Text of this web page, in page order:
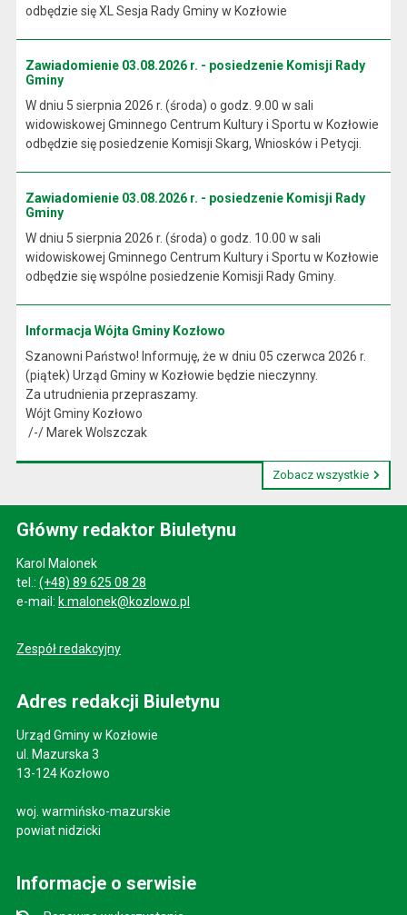
odbędzie się XL Sesja Rady Gminy w Kozłowie
Zawiadomienie 03.08.2026 r. - posiedzenie Komisji Rady
Gminy
W dniu 5 sierpnia 2026 r. (środa) o godz. 9.00 w sali
widowiskowej Gminnego Centrum Kultury i Sportu w Kozłowie
odbędzie się posiedzenie Komisji Skarg, Wniosków i Petycji.
Zawiadomienie 03.08.2026 r. - posiedzenie Komisji Rady
Gminy
W dniu 5 sierpnia 2026 r. (środa) o godz. 10.00 w sali
widowiskowej Gminnego Centrum Kultury i Sportu w Kozłowie
odbędzie się wspólne posiedzenie Komisji Rady Gminy.
Informacja Wójta Gminy Kozłowo
Szanowni Państwo! Informuję, że w dniu 05 czerwca 2026 r.
(piątek) Urząd Gminy w Kozłowie będzie nieczynny.
Za utrudnienia przepraszamy.
Wójt Gminy Kozłowo
/-/ Marek Wolszczak
Zobacz wszystkie
Główny redaktor Biuletynu
Karol Malonek
tel.: (+48) 89 625 08 28
e-mail: k.malonek@kozlowo.pl
Zespół redakcyjny
Adres redakcji Biuletynu
Urząd Gminy w Kozłowie
ul. Mazurska 3
13-124 Kozłowo
woj. warmińsko-mazurskie
powiat nidzicki
Informacje o serwisie